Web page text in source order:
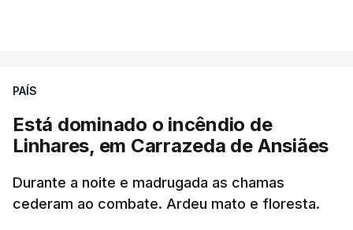
ESTE CONTEÚDO ESTÁ NESTE
PAÍS
Está dominado o incêndio de
Linhares, em Carrazeda de Ansiães
Durante a noite e madrugada as chamas
cederam ao combate. Ardeu mato e floresta.